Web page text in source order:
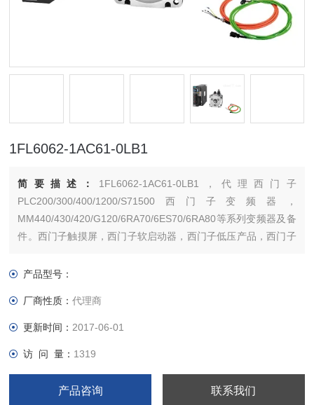
1FL6062-1AC61-0LB1
简要描述： 1FL6062-1AC61-0LB1，代理西门子
PLC200/300/400/1200/S71500西门子变频器，
MM440/430/420/G120/6RA70/6ES70/6RA80等系列变频器及备
件。西门子触摸屏，西门子软启动器，西门子低压产品，西门子
本公司购买的产品，保证*，假一罚十，质保一年。一年内产品非
产品型号：
厂商性质：代理商
更新时间： 2017-06-01
访 问 量： 1319
产品咨询 联系我们